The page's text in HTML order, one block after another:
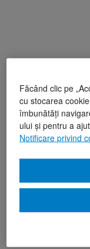
Făcând clic pe
cu stocarea
îmbunătăți
ului și pentru a
Notificare privind